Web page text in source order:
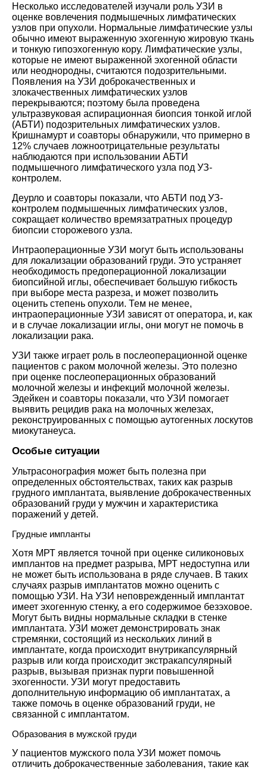
Несколько исследователей изучали роль УЗИ в
оценке вовлечения подмышечных лимфатических
узлов при опухоли. Нормальные лимфатические узлы
обычно имеют выраженную эхогенную жировую ткань
и тонкую гипоэхогенную кору. Лимфатические узлы,
которые не имеют выраженной эхогенной области
или неоднородны, считаются подозрительными.
Появления на УЗИ доброкачественных и
злокачественных лимфатических узлов
перекрываются; поэтому была проведена
ультразвуковая аспирационная биопсия тонкой иглой
(АБТИ) подозрительных лимфатических узлов.
Кришнамурт и соавторы обнаружили, что примерно в
12% случаев ложноотрицательные результаты
наблюдаются при использовании АБТИ
подмышечного лимфатического узла под УЗ-
контролем.
Деурло и соавторы показали, что АБТИ под УЗ-
контролем подмышечных лимфатических узлов,
сокращает количество времязатратных процедур
биопсии сторожевого узла.
Интраоперационные УЗИ могут быть использованы
для локализации образований груди. Это устраняет
необходимость предоперационной локализации
биопсийной иглы, обеспечивает большую гибкость
при выборе места разреза, и может позволить
оценить степень опухоли. Тем не менее,
интраоперационные УЗИ зависят от оператора, и, как
и в случае локализации иглы, они могут не помочь в
локализации рака.
УЗИ также играет роль в послеоперационной оценке
пациентов с раком молочной железы. Это полезно
при оценке послеоперационных образований
молочной железы и инфекций молочной железы.
Эдейкен и соавторы показали, что УЗИ помогает
выявить рецидив рака на молочных железах,
реконструированных с помощью аутогенных лоскутов
миокутанеуса.
Особые ситуации
Ультрасонография может быть полезна при
определенных обстоятельствах, таких как разрыв
грудного имплантата, выявление доброкачественных
образований груди у мужчин и характеристика
поражений у детей.
Грудные импланты
Хотя МРТ является точной при оценке силиконовых
имплантов на предмет разрыва, МРТ недоступна или
не может быть использована в ряде случаев. В таких
случаях разрыв имплантатов можно оценить с
помощью УЗИ. На УЗИ неповрежденный имплантат
имеет эхогенную стенку, а его содержимое безэховое.
Могут быть видны нормальные складки в стенке
имплантата. УЗИ может демонстрировать знак
стремянки, состоящий из нескольких линий в
имплантате, когда происходит внутрикапсулярный
разрыв или когда происходит экстракапсулярный
разрыв, вызывая признак пурги повышенной
эхогенности. УЗИ могут предоставить
дополнительную информацию об имплантатах, а
также помочь в оценке образований груди, не
связанной с имплантатом.
Образования в мужской груди
У пациентов мужского пола УЗИ может помочь
отличить доброкачественные заболевания, такие как